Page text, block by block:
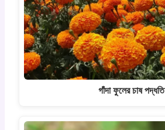
গাঁদা ফুলের চাষ পদ্ধতি